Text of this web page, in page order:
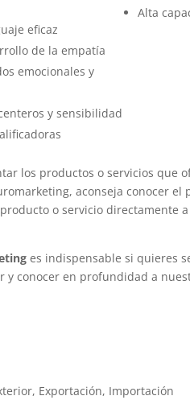
eficaz
de la empatía
emocionales y
y sensibilidad
Alta
los productos o servicios que
aconseja conocer
o servicio directamente
es indispensable si quieres
y conocer en profundidad a
, Exportación, Importación